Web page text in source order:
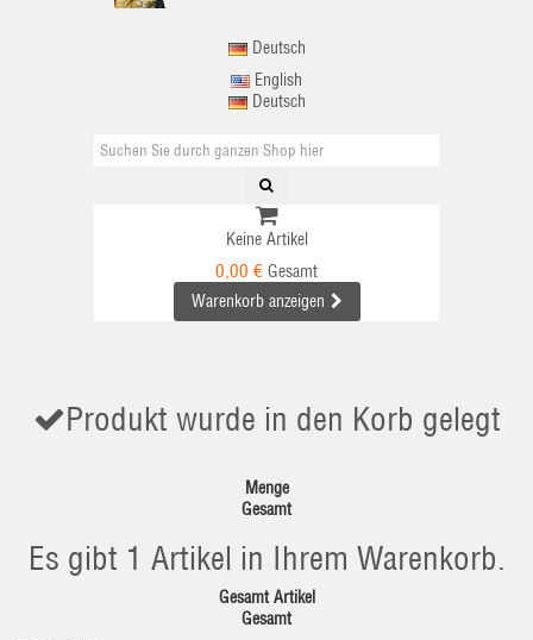
Deutsch
English
Deutsch
Keine Artikel
0,00 € Gesamt
Warenkorb anzeigen
Produkt wurde in den Korb gelegt
Menge
Gesamt
Es gibt 1 Artikel in Ihrem Warenkorb.
Gesamt Artikel
Gesamt